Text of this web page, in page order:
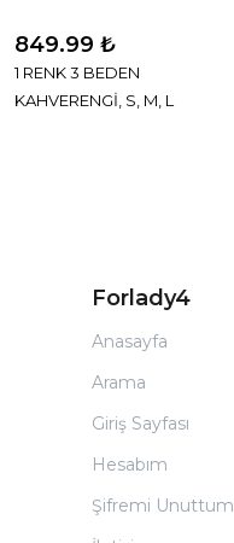
849.99 ₺
1 RENK 3 BEDEN
KAHVERENGİ, S, M, L
Forlady4
Anasayfa
Arama
Giriş Sayfası
Hesabım
Şifremi Unuttum